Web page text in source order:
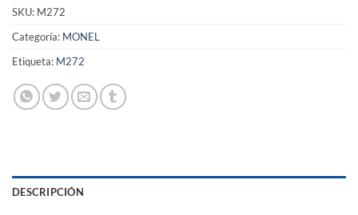
SKU: M272
Categoría: MONEL
Etiqueta: M272
DESCRIPCIÓN